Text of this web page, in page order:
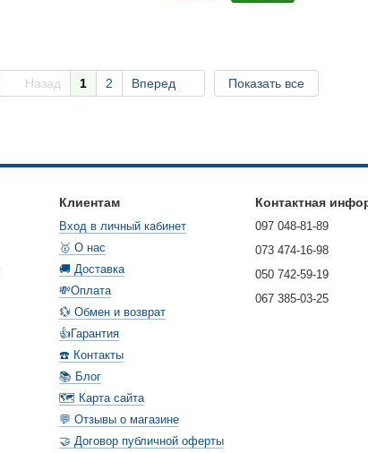
Назад 1 2 Вперед Показать все
Клиентам
Вход в личный кабинет
🥇 О нас
🚚 Доставка
💸Оплата
💱 Обмен и возврат
👍Гарантия
☎️ Контакты
📚 Блог
🗺️ Карта сайта
💬 Отзывы о магазине
🤝 Договор публичной оферты
Контактная
097 048-81-89
073 474-16-98
050 742-59-19
067 385-03-25